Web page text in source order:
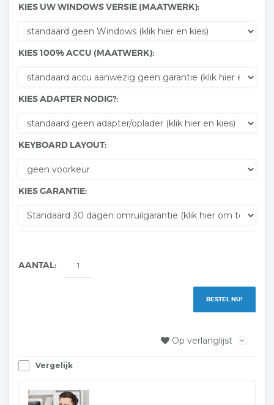
KIES UW WINDOWS VERSIE (MAATWERK):
KIES 100% ACCU (MAATWERK):
KIES ADAPTER NODIG?:
KEYBOARD LAYOUT:
KIES GARANTIE:
AANTAL:
BESTEL NU!
Op verlanglijst
Vergelijk